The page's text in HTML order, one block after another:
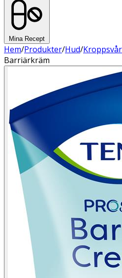
Mina Recept
Hem/Produkter/Hud/
Barriärkräm